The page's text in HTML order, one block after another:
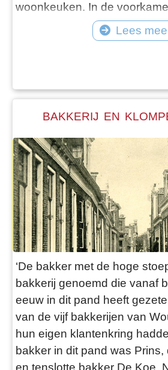
woonkeuken. In de
gemaakt voor de ijsverkoop.
succes volgde een fikse
een einde aan de ijsfabriek
Lees
BAKKERIJ EN
‘De bakker met de hoge
bakkerij genoemd die vanaf
eeuw in dit pand heeft
van de vijf bakkerijen van
hun eigen klantenkring
bakker in dit pand was